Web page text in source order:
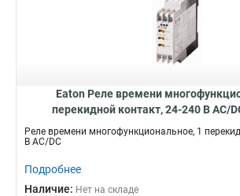
Eaton Реле времени
перекидной контакт, 24-240 В АС/
Реле времени многофункциональное, 1
В АС/DC
Подробнее
Наличие: Нет на складе